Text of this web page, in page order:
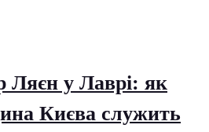
Ляєн у Лаврі: як
Києва служить